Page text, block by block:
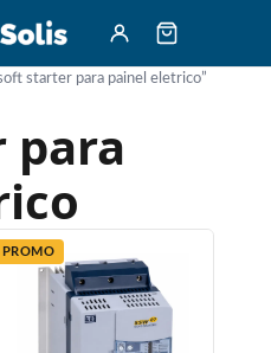
starter para painel eletrico”
PROMO